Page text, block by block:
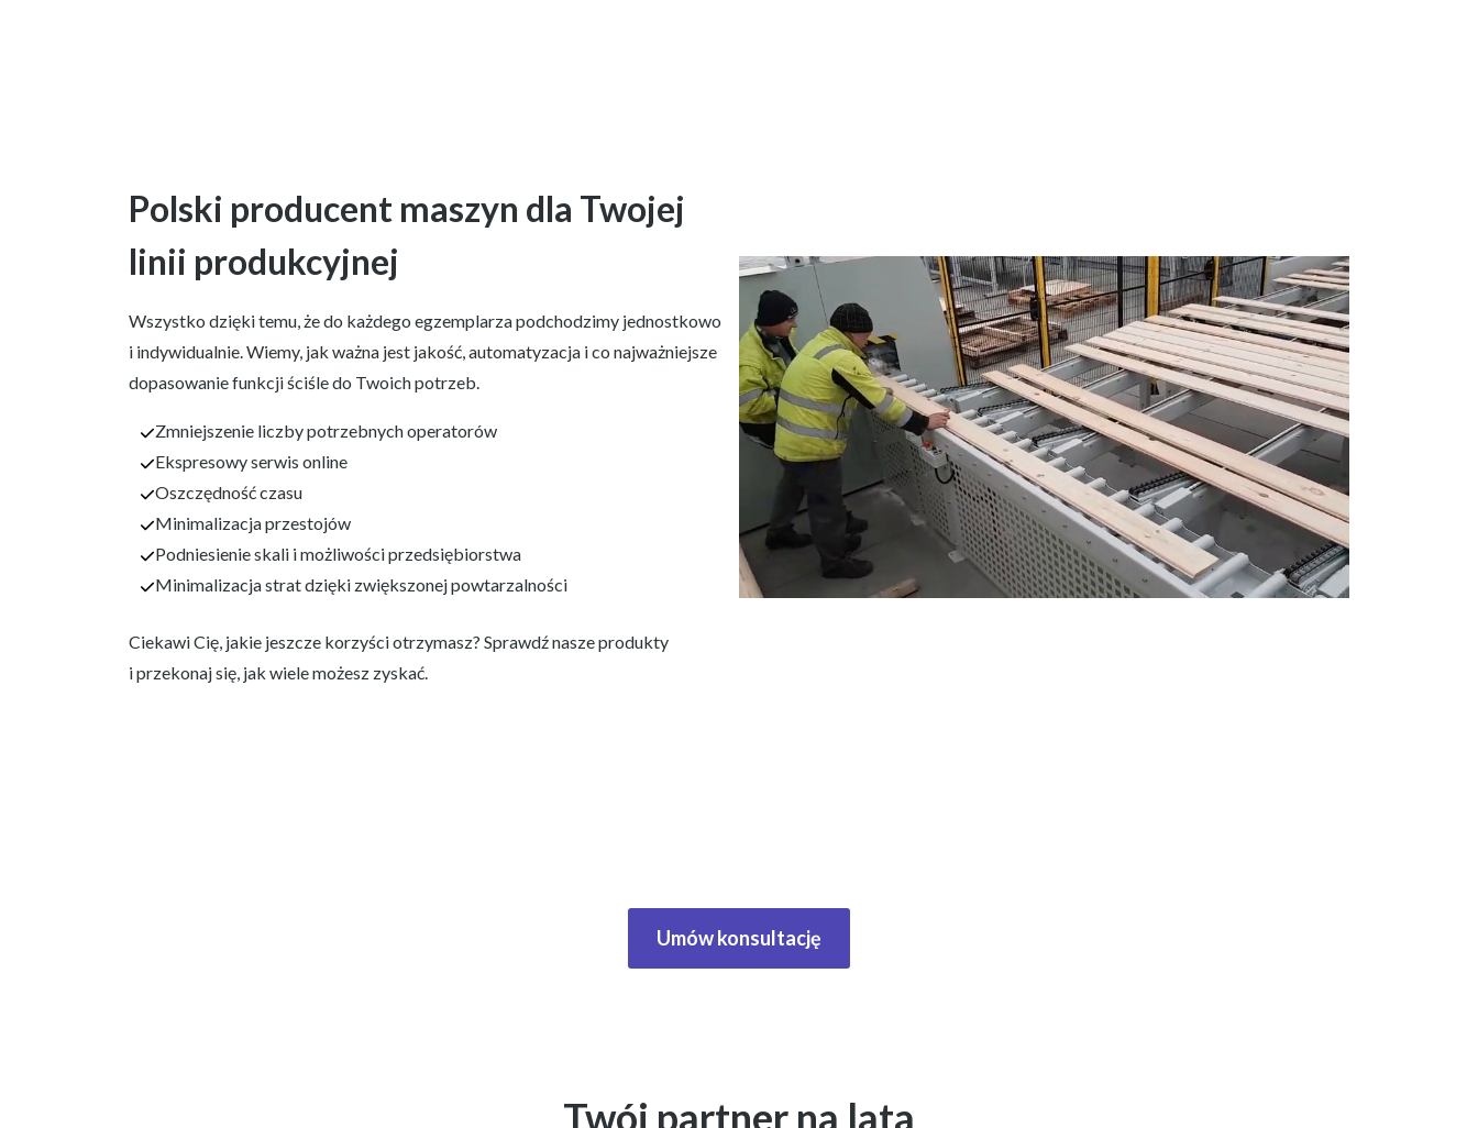
Polski producent maszyn dla Twojej
linii produkcyjnej
Wszystko dzięki temu, że do każdego egzemplarza podchodzimy jednostkowo
i indywidualnie. Wiemy, jak ważna jest jakość, automatyzacja i co najważniejsze
dopasowanie funkcji ściśle do Twoich potrzeb.
Zmniejszenie liczby potrzebnych operatorów
Ekspresowy serwis online
Oszczędność czasu
Minimalizacja przestojów
Podniesienie skali i możliwości przedsiębiorstwa
Minimalizacja strat dzięki zwiększonej powtarzalności
Ciekawi Cię, jakie jeszcze korzyści otrzymasz? Sprawdź nasze produkty
i przekonaj się, jak wiele możesz zyskać.
Umów konsultację
Twój partner na lata